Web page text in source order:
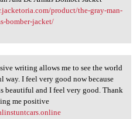
product/the-gray-man-
bomber-jacket/
writing
writing allows me to see the world
way. I feel very good now because
beautiful and I feel very good. Thank
me positive